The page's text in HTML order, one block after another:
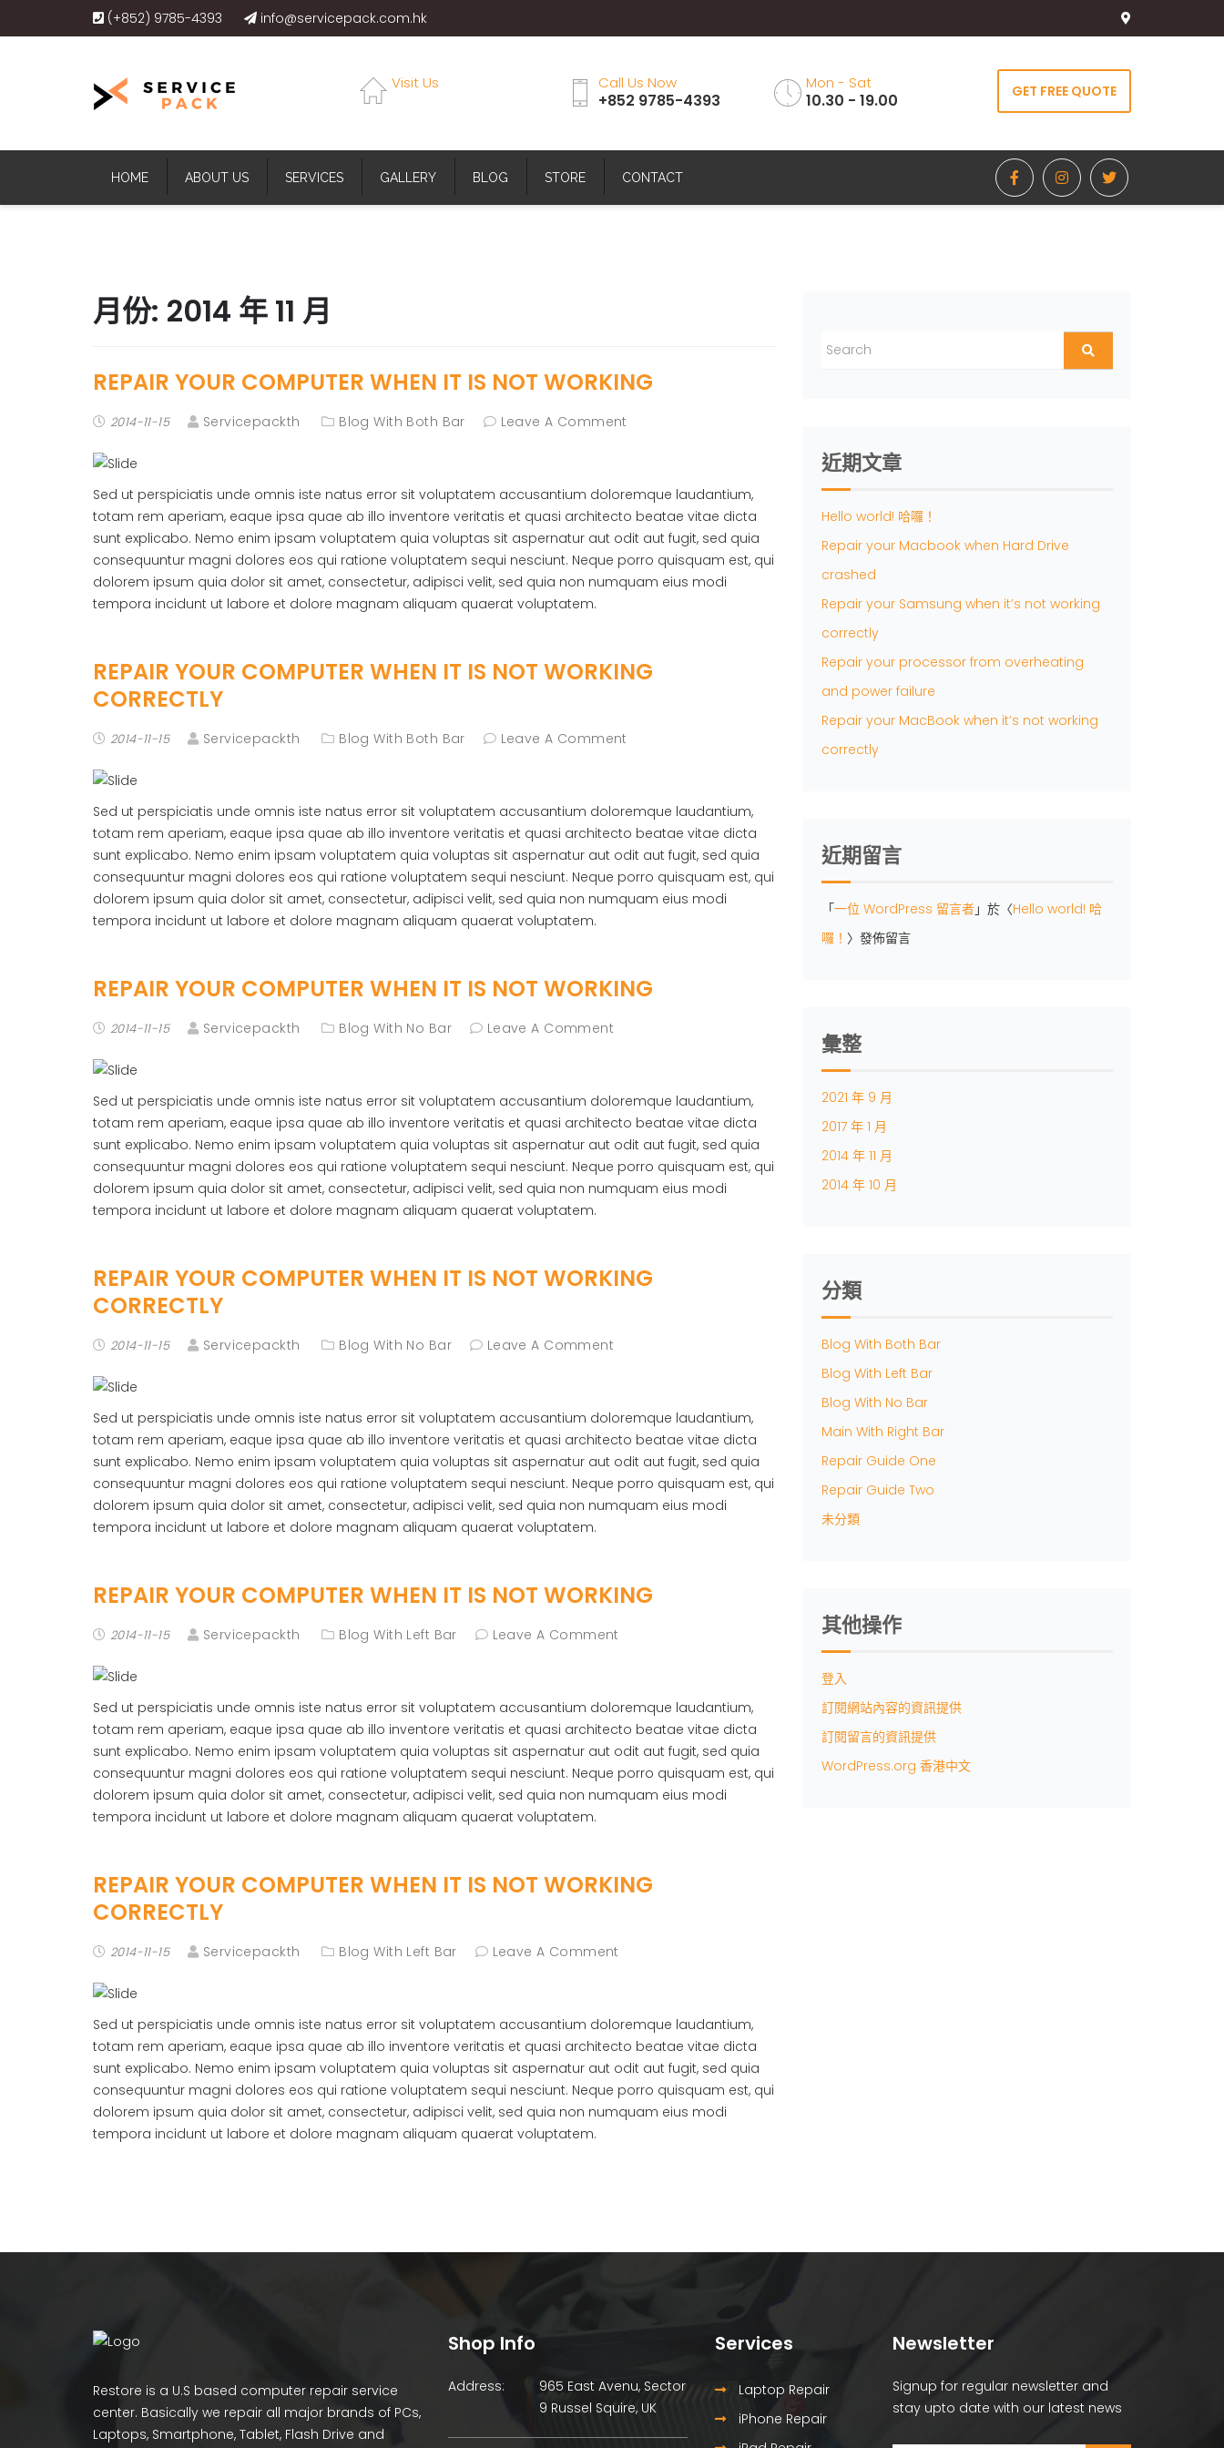
(+852) 9785-4393 info@servicepack.com.hk
Visit Us Call Us Now
+852 9785-4393
Mon - Sat
10.30 - 19.00 GET FREE QUOTE
HOME ABOUT US SERVICES GALLERY BLOG STORE CONTACT
月份: 2014 年 11 月
REPAIR YOUR COMPUTER WHEN IT IS NOT WORKING
2014-11-15 Servicepackth Blog With Both Bar Leave A Comment
Sed ut perspiciatis unde omnis iste natus error sit voluptatem accusantium doloremque laudantium,
totam rem aperiam, eaque ipsa quae ab illo inventore veritatis et quasi architecto beatae vitae dicta
sunt explicabo. Nemo enim ipsam voluptatem quia voluptas sit aspernatur aut odit aut fugit, sed quia
consequuntur magni dolores eos qui ratione voluptatem sequi nesciunt. Neque porro quisquam est, qui
dolorem ipsum quia dolor sit amet, consectetur, adipisci velit, sed quia non numquam eius modi
tempora incidunt ut labore et dolore magnam aliquam quaerat voluptatem.
REPAIR YOUR COMPUTER WHEN IT IS NOT WORKING
CORRECTLY
2014-11-15 Servicepackth Blog With Both Bar Leave A Comment
Sed ut perspiciatis unde omnis iste natus error sit voluptatem accusantium doloremque laudantium,
totam rem aperiam, eaque ipsa quae ab illo inventore veritatis et quasi architecto beatae vitae dicta
sunt explicabo. Nemo enim ipsam voluptatem quia voluptas sit aspernatur aut odit aut fugit, sed quia
consequuntur magni dolores eos qui ratione voluptatem sequi nesciunt. Neque porro quisquam est, qui
dolorem ipsum quia dolor sit amet, consectetur, adipisci velit, sed quia non numquam eius modi
tempora incidunt ut labore et dolore magnam aliquam quaerat voluptatem.
REPAIR YOUR COMPUTER WHEN IT IS NOT WORKING
2014-11-15 Servicepackth Blog With No Bar Leave A Comment
Sed ut perspiciatis unde omnis iste natus error sit voluptatem accusantium doloremque laudantium,
totam rem aperiam, eaque ipsa quae ab illo inventore veritatis et quasi architecto beatae vitae dicta
sunt explicabo. Nemo enim ipsam voluptatem quia voluptas sit aspernatur aut odit aut fugit, sed quia
consequuntur magni dolores eos qui ratione voluptatem sequi nesciunt. Neque porro quisquam est, qui
dolorem ipsum quia dolor sit amet, consectetur, adipisci velit, sed quia non numquam eius modi
tempora incidunt ut labore et dolore magnam aliquam quaerat voluptatem.
REPAIR YOUR COMPUTER WHEN IT IS NOT WORKING
CORRECTLY
2014-11-15 Servicepackth Blog With No Bar Leave A Comment
Sed ut perspiciatis unde omnis iste natus error sit voluptatem accusantium doloremque laudantium,
totam rem aperiam, eaque ipsa quae ab illo inventore veritatis et quasi architecto beatae vitae dicta
sunt explicabo. Nemo enim ipsam voluptatem quia voluptas sit aspernatur aut odit aut fugit, sed quia
consequuntur magni dolores eos qui ratione voluptatem sequi nesciunt. Neque porro quisquam est, qui
dolorem ipsum quia dolor sit amet, consectetur, adipisci velit, sed quia non numquam eius modi
tempora incidunt ut labore et dolore magnam aliquam quaerat voluptatem.
REPAIR YOUR COMPUTER WHEN IT IS NOT WORKING
2014-11-15 Servicepackth Blog With Left Bar Leave A Comment
Sed ut perspiciatis unde omnis iste natus error sit voluptatem accusantium doloremque laudantium,
totam rem aperiam, eaque ipsa quae ab illo inventore veritatis et quasi architecto beatae vitae dicta
sunt explicabo. Nemo enim ipsam voluptatem quia voluptas sit aspernatur aut odit aut fugit, sed quia
consequuntur magni dolores eos qui ratione voluptatem sequi nesciunt. Neque porro quisquam est, qui
dolorem ipsum quia dolor sit amet, consectetur, adipisci velit, sed quia non numquam eius modi
tempora incidunt ut labore et dolore magnam aliquam quaerat voluptatem.
REPAIR YOUR COMPUTER WHEN IT IS NOT WORKING
CORRECTLY
2014-11-15 Servicepackth Blog With Left Bar Leave A Comment
Sed ut perspiciatis unde omnis iste natus error sit voluptatem accusantium doloremque laudantium,
totam rem aperiam, eaque ipsa quae ab illo inventore veritatis et quasi architecto beatae vitae dicta
sunt explicabo. Nemo enim ipsam voluptatem quia voluptas sit aspernatur aut odit aut fugit, sed quia
consequuntur magni dolores eos qui ratione voluptatem sequi nesciunt. Neque porro quisquam est, qui
dolorem ipsum quia dolor sit amet, consectetur, adipisci velit, sed quia non numquam eius modi
tempora incidunt ut labore et dolore magnam aliquam quaerat voluptatem.
近期文章
Hello world! 哈囉！
Repair your Macbook when Hard Drive
crashed
Repair your Samsung when it’s not working
correctly
Repair your processor from overheating
and power failure
Repair your MacBook when it’s not working
correctly
近期留言
「一位 WordPress 留言者」於〈Hello world! 哈
囉！ 〉發佈留言
彙整
2021 年 9 月
2017 年 1 月
2014 年 11 月
2014 年 10 月
分類
Blog With Both Bar
Blog With Left Bar
Blog With No Bar
Main With Right Bar
Repair Guide One
Repair Guide Two
未分類
其他操作
登入
訂閱網站內容的資訊提供
訂閱留言的資訊提供
WordPress.org 香港中文
Restore is a U.S based computer repair service
center. Basically we repair all major brands of PCs,
Laptops, Smartphone, Tablet, Flash Drive and
Shop Info
Address:
965 East Avenu, Sector
9 Russel Squire, UK
Services
Laptop Repair
iPhone Repair
Newsletter
Signup for regular newsletter and
stay upto date with our latest news